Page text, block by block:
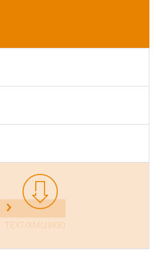
TEXT/XML(9KB)